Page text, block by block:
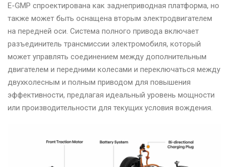
E-GMP спроектирована как заднеприводная платформа, но
также может быть оснащена вторым электродвигателем
на передней оси. Система полного привода включает
разъединитель трансмиссии электромобиля, который
может управлять соединением между дополнительным
двигателем и передними колесами и переключаться между
двухколесным и полным приводом для повышения
эффективности, предлагая идеальный уровень мощности
или производительности для текущих условия вождения.